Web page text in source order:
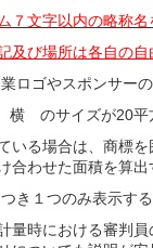
文字以内の略称名
及び場所は各自の自
ロゴやスポンサー
のサイズが20平
いる場合は、商標
合わせた面積を算出
き１つのみ表示す
量時における審判